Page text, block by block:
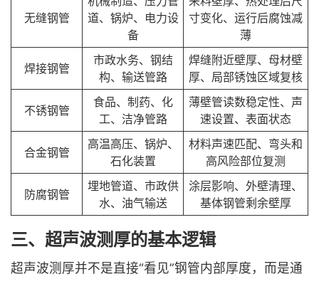
无缝钢管
道、锅炉、电力设
备
寸变化、运行后腐蚀减
薄
焊接钢管
市政水务、钢结
构、输送管路
焊缝附近壁厚、母材壁
厚、局部锈蚀区域复核
不锈钢管
食品、制药、化
工、洁净管路
薄壁管读数稳定性、声
速设置、表面状态
合金钢管
高温高压、锅炉、
石化装置
材料声速匹配、弯头和
高风险部位复测
防腐钢管
埋地管道、市政供
水、油气输送
涂层影响、外壁清理、
基体钢管剩余壁厚
三、超声波测厚的基本逻辑
超声波测厚并不是直接“看见”钢管内部厚度，而是通